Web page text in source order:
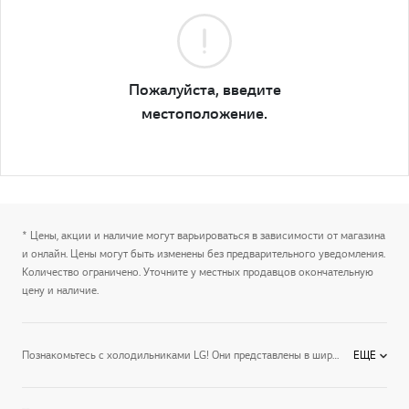
Пожалуйста, введите
местоположение.
* Цены, акции и наличие могут варьироваться в зависимости от магазина
и онлайн. Цены могут быть изменены без предварительного уведомления.
Количество ограничено. Уточните у местных продавцов окончательную
цену и наличие.
Познакомьтесь с холодильниками LG! Они представлены в широчайшем разнообразии – от классических моделей с нижним или верхним расположением морозильной камеры до особенно вместительной многокамерной техники и необычных холодильников InstaView. В них реализованы современные технологии, которые увеличивают срок хранения продуктов и при этом способствуют экономному потреблению электроэнергии. Также вы по достоинству оцените стильный, лаконичный дизайн. ЕЩЕ